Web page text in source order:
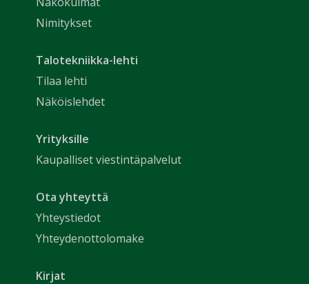
Nimitykset
Talotekniikka-lehti
Tilaa lehti
Näköislehdet
Yrityksille
Kaupalliset viestintäpalvelut
Ota yhteyttä
Yhteystiedot
Yhteydenottolomake
Kirjat